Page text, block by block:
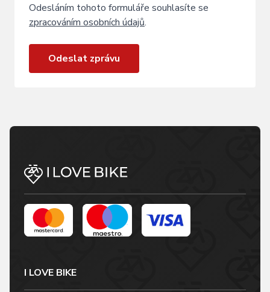
Odesláním tohoto formuláře souhlasíte se
zpracováním osobních údajů.
Odeslat zprávu
I LOVE BIKE